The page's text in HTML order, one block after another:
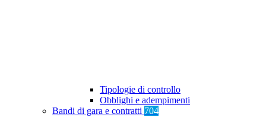
Tipologie di controllo
Obblighi e adempimenti
Bandi di gara e contratti 704